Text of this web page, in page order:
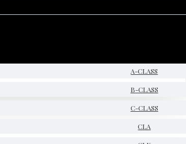
A-CLASS
B-CLASS
C-CLASS
CLA